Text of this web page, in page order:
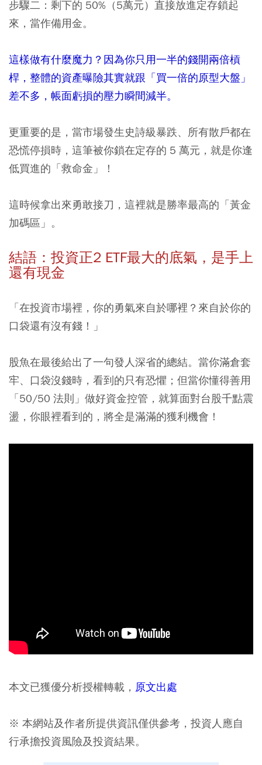
步驟二：剩下的 50%（5萬元）直接放進定存鎖起
來，當作備用金。
這樣做有什麼魔力？因為你只用一半的錢開兩倍槓
桿，整體的資產曝險其實就跟「買一倍的原型大盤」
差不多，帳面虧損的壓力瞬間減半。
更重要的是，當市場發生史詩級暴跌、所有散戶都在
恐慌停損時，這筆被你鎖在定存的 5 萬元，就是你逢
低買進的「救命金」！
這時候拿出來勇敢接刀，這裡就是勝率最高的「黃金
加碼區」。
結語：投資正2 ETF最大的底氣，是手上
還有現金
「在投資市場裡，你的勇氣來自於哪裡？來自於你的
口袋還有沒有錢！」
股魚在最後給出了一句發人深省的總結。當你滿倉套
牢、口袋沒錢時，看到的只有恐懼；但當你懂得善用
「50/50 法則」做好資金控管，就算面對台股千點震
盪，你眼裡看到的，將全是滿滿的獲利機會！
本文已獲優分析授權轉載， 原文出處
※ 本網站及作者所提供資訊僅供參考，投資人應自
行承擔投資風險及投資結果。